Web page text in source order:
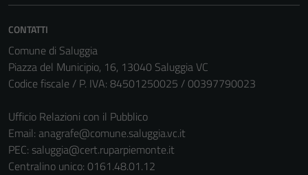
CONTATTI
Comune di Saluggia
Piazza del Municipio, 16, 13040 Saluggia VC
Codice fiscale / P. IVA: 84501250025 / 00397790023
Ufficio Relazioni con il Pubblico
Email: anagrafe@comune.saluggia.vc.it
PEC: saluggia@cert.ruparpiemonte.it
Centralino unico: 0161.48.01.12